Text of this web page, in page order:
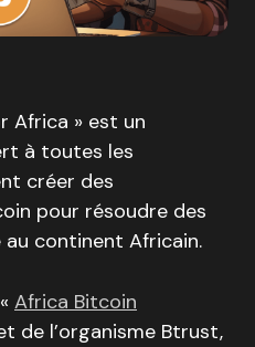
Africa » est un
à toutes les
créer des
pour résoudre des
continent Africain.
Africa Bitcoin
de l’organisme Btrust,